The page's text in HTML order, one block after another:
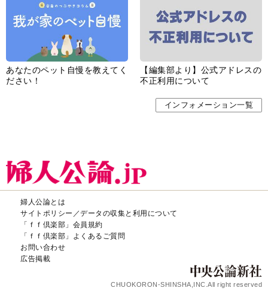
あなたのペット自慢を教えてく
ださい！
【編集部より】公式アドレスの
インフォメーション一覧
婦人公論とは
サイトポリシー／データの収集と利用について
「ｆｆ倶楽部」よくあるご質問
お問い合わせ
広告掲載